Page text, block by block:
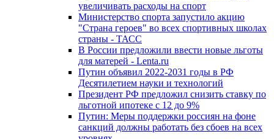
увеличивать расходы на спорт
Министерство спорта запустило акцию
"Страна героев" во всех спортивных школах
страны - ТАСС
В России предложили ввести новые льготы
для матерей - Lenta.ru
Путин объявил 2022-2031 годы в РФ
Десятилетием науки и технологий
Президент РФ предложил снизить ставку по
льготной ипотеке с 12 до 9%
Путин: Меры поддержки россиян на фоне
санкций должны работать без сбоев на всех